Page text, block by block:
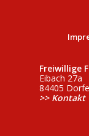
Freiwillige
Eibach 27a
84405
>> Kontakt